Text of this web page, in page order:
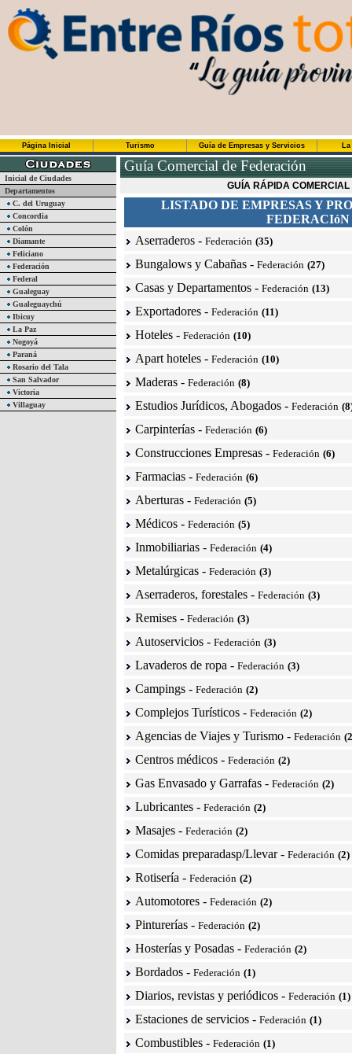
Página Inicial Turismo Guía de Empresas y Servicios
Inicial de Ciudades
Departamentos
C. del Uruguay
Concordia
Colón
Diamante
Feliciano
Federación
Federal
Gualeguay
Gualeguaychú
Ibicuy
La Paz
Nogoyá
Paraná
Rosario del Tala
San Salvador
Victoria
Villaguay
Guía Comercial de Federación
GUÍA RÁPIDA
LISTADO DE EMPRESAS Y
FEDERACIóN
Aserraderos - Federación (35)
Bungalows y Cabañas - Federación (27)
Casas y Departamentos - Federación (13)
Exportadores - Federación (11)
Hoteles - Federación (10)
Apart hoteles - Federación (10)
Maderas - Federación (8)
Estudios Jurídicos, Abogados - Federación
Carpinterías - Federación (6)
Construcciones Empresas - Federación (6)
Farmacias - Federación (6)
Aberturas - Federación (5)
Médicos - Federación (5)
Inmobiliarias - Federación (4)
Metalúrgicas - Federación (3)
Aserraderos, forestales - Federación (3)
Remises - Federación (3)
Autoservicios - Federación (3)
Lavaderos de ropa - Federación (3)
Campings - Federación (2)
Complejos Turísticos - Federación (2)
Agencias de Viajes y Turismo - Federación
Centros médicos - Federación (2)
Gas Envasado y Garrafas - Federación (2)
Lubricantes - Federación (2)
Masajes - Federación (2)
Comidas preparadasp/Llevar- Federación (2)
Rotisería - Federación (2)
Automotores - Federación (2)
Pinturerías - Federación (2)
Hosterías y Posadas - Federación (2)
Bordados - Federación (1)
Diarios, revistas y periódicos - Federación (1)
Estaciones de servicios - Federación (1)
Combustibles - Federación (1)